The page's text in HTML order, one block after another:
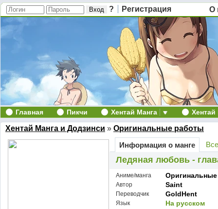
? Регистрация О
Главная Пикчи Хентай Манга
Хентай Манга и Додзинси » Оригинальные работы
Информация о манге
Ледяная любовь -
Аниме/манга
Автор Saint
Переводчик GoldHent
Язык На русском